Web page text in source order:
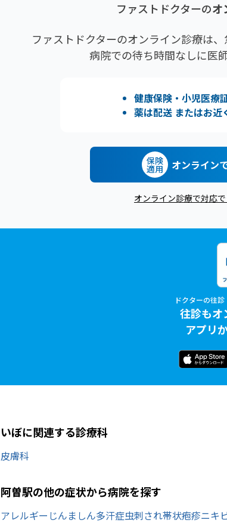
ファストドクターのオ
ファストドクターのオンライン診療は
病院での待ち時間なしに医
健康保険・小児医療
薬は配送 またはお近
保険
適用 オンライン
オンライン診療で対応
ドクターの往
往診もオ
アプリ
いぼに関連する診療科
皮膚科
阿曽駅の他の症状から病院を探す
アレルギー じんましん多汗症虫刺され帯状疱疹ニキ